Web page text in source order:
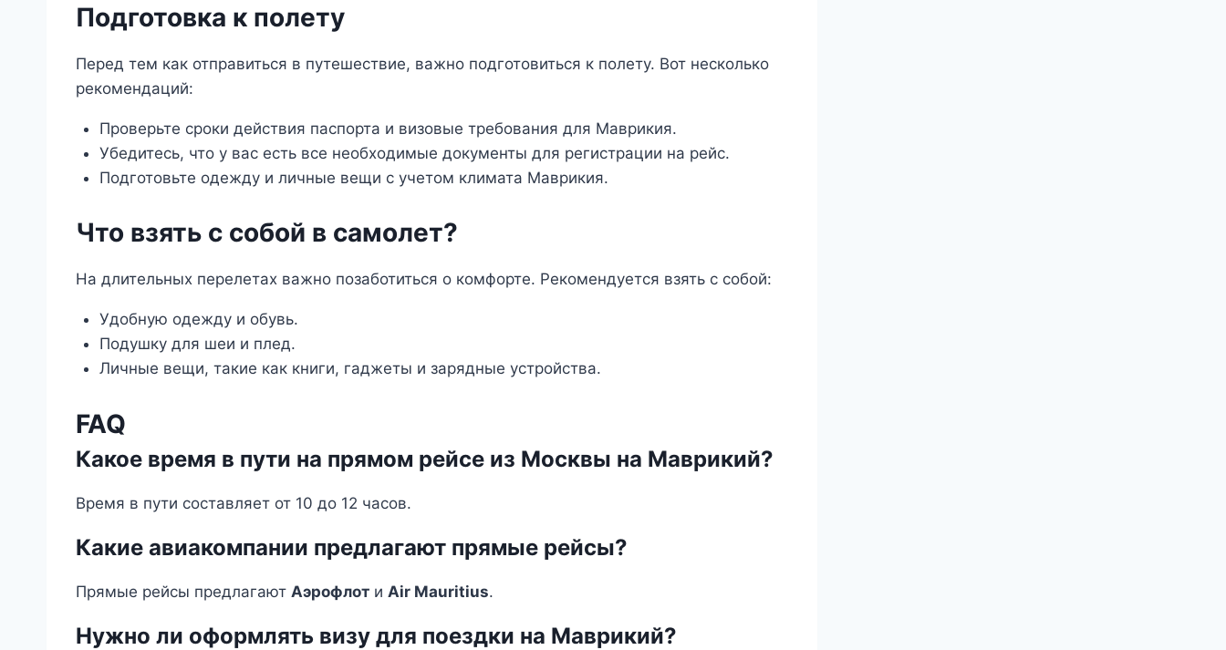
Подготовка к полету
Перед тем как отправиться в путешествие, важно подготовиться к полету. Вот несколько
рекомендаций:
Проверьте сроки действия паспорта и визовые требования для Маврикия.
Убедитесь, что у вас есть все необходимые документы для регистрации на рейс.
Подготовьте одежду и личные вещи с учетом климата Маврикия.
Что взять с собой в самолет?
На длительных перелетах важно позаботиться о комфорте. Рекомендуется взять с собой:
Удобную одежду и обувь.
Подушку для шеи и плед.
Личные вещи, такие как книги, гаджеты и зарядные устройства.
FAQ
Какое время в пути на прямом рейсе из Москвы на Маврикий?
Время в пути составляет от 10 до 12 часов.
Какие авиакомпании предлагают прямые рейсы?
Прямые рейсы предлагают Аэрофлот и Air Mauritius.
Нужно ли оформлять визу для поездки на Маврикий?